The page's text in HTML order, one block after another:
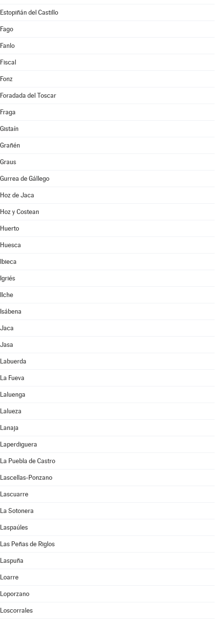
Estopiñán del Castillo
Fago
Fanlo
Fiscal
Fonz
Foradada del Toscar
Fraga
Gistaín
Grañén
Graus
Gurrea de Gállego
Hoz de Jaca
Hoz y Costean
Huerto
Huesca
Ibieca
Igriés
Ilche
Isábena
Jaca
Jasa
Labuerda
La Fueva
Laluenga
Lalueza
Lanaja
Laperdiguera
La Puebla de Castro
Lascellas-Ponzano
Lascuarre
La Sotonera
Laspaúles
Las Peñas de Riglos
Laspuña
Loarre
Loporzano
Loscorrales